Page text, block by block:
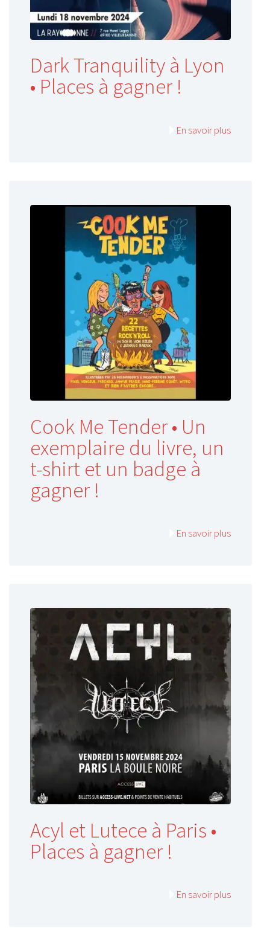
Dark Tranquility à Lyon
• Places à gagner !
En savoir plus
Cook Me Tender • Un
exemplaire du livre, un
t-shirt et un badge à
gagner !
En savoir plus
Acyl et Lutece à Paris •
Places à gagner !
En savoir plus